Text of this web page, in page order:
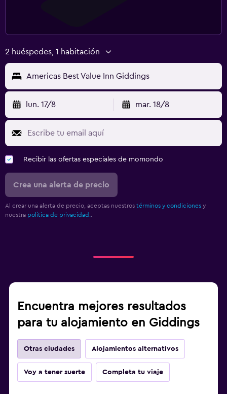
2 huéspedes, 1 habitación
Americas Best Value Inn Giddings
lun. 17/8 mar. 18/8
Recibir las ofertas especiales de momondo
Crea una alerta de precio
Al crear una alerta de precio, aceptas nuestros términos y condiciones y
nuestra política de privacidad.
Encuentra mejores resultados
para tu alojamiento en Giddings
Otras ciudades Alojamientos alternativos
Voy a tener suerte Completa tu viaje